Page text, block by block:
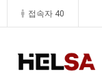
접속자 40